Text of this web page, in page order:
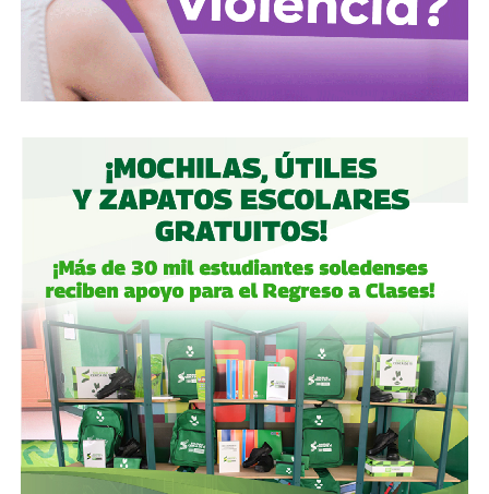
ejecutivos de Televisa y un 1.2% de Control Empresarial
de Capitales, filial de Grupo Carso de Carlos Slim, es decir,
el propio Slim también tiene una participación minoritaria,
aunque simbólica, dentro del bloque de ICA.